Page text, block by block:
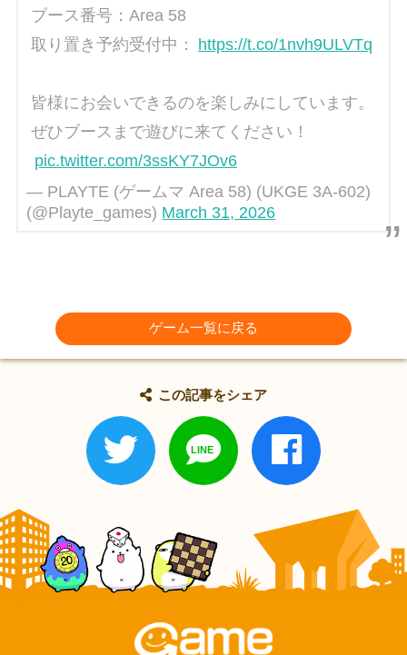
ブース番号：Area 58
取り置き予約受付中：
https://t.co/1nvh9ULVTq
皆様にお会いできるのを楽しみにしています。
ぜひブースまで遊びに来てください！
pic.twitter.com/3ssKY7JOv6
— PLAYTE (ゲームマ Area 58) (UKGE 3A-602)
(@Playte_games) March 31, 2026
ゲーム一覧に戻る
この記事をシェア